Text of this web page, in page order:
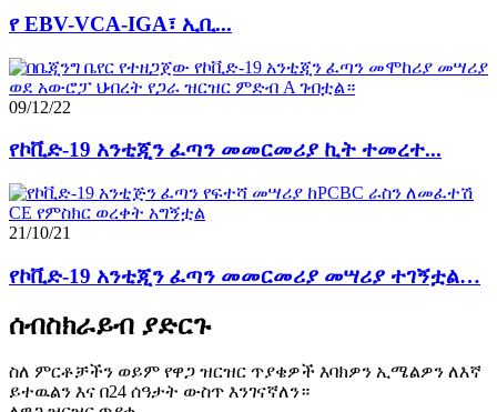
የ EBV-VCA-IGA፣ ኢቢ...
09/12/22
የኮቪድ-19 አንቲጂን ፈጣን መመርመሪያ ኪት ተመረተ...
21/10/21
የኮቪድ-19 አንቲጂን ፈጣን መመርመሪያ መሣሪያ ተገኝቷል…
ሰብስክራይብ ያድርጉ
ስለ ምርቶቻችን ወይም የዋጋ ዝርዝር ጥያቄዎች እባክዎን ኢሜልዎን ለእኛ
ይተዉልን እና በ24 ሰዓታት ውስጥ እንገናኛለን።